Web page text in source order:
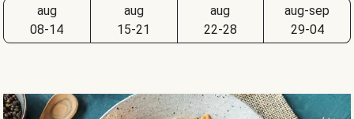
aug
08-14
aug
15-21
aug
22-28
aug-sep
29-04